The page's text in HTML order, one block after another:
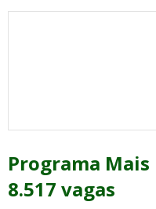
Programa
8.517 vagas